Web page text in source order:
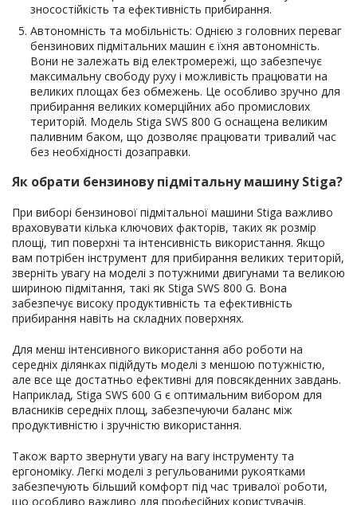
зносостійкість та ефективність прибирання.
Автономність та мобільність: Однією з головних переваг
бензинових підмітальних машин є їхня автономність.
Вони не залежать від електромережі, що забезпечує
максимальну свободу руху і можливість працювати на
великих площах без обмежень. Це особливо зручно для
прибирання великих комерційних або промислових
територій. Модель Stiga SWS 800 G оснащена великим
паливним баком, що дозволяє працювати тривалий час
без необхідності дозаправки.
Як обрати бензинову підмітальну машину Stiga?
При виборі бензинової підмітальної машини Stiga важливо
враховувати кілька ключових факторів, таких як розмір
площі, тип поверхні та інтенсивність використання. Якщо
вам потрібен інструмент для прибирання великих територій,
зверніть увагу на моделі з потужними двигунами та великою
шириною підмітання, такі як Stiga SWS 800 G. Вона
забезпечує високу продуктивність та ефективність
прибирання навіть на складних поверхнях.
Для менш інтенсивного використання або роботи на
середніх ділянках підійдуть моделі з меншою потужністю,
але все ще достатньо ефективні для повсякденних завдань.
Наприклад, Stiga SWS 600 G є оптимальним вибором для
власників середніх площ, забезпечуючи баланс між
продуктивністю і зручністю використання.
Також варто звернути увагу на вагу інструменту та
ергономіку. Легкі моделі з регульованими рукоятками
забезпечують більший комфорт під час тривалої роботи,
що особливо важливо для професійних користувачів.